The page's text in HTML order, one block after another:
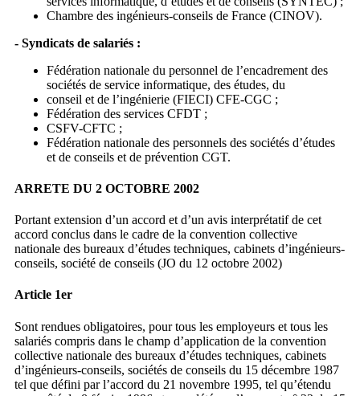
Chambre des ingénieurs-conseils de France (CINOV).
- Syndicats de salariés :
Fédération nationale du personnel de l’encadrement des
sociétés de service informatique, des études, du
conseil et de l’ingénierie (FIECI) CFE-CGC ;
Fédération des services CFDT ;
CSFV-CFTC ;
Fédération nationale des personnels des sociétés d’études
et de conseils et de prévention CGT.
ARRETE DU 2 OCTOBRE 2002
Portant extension d’un accord et d’un avis interprétatif de cet
accord conclus dans le cadre de la convention collective
nationale des bureaux d’études techniques, cabinets d’ingénieurs-
conseils, société de conseils (JO du 12 octobre 2002)
Article 1er
Sont rendues obligatoires, pour tous les employeurs et tous les
salariés compris dans le champ d’application de la convention
collective nationale des bureaux d’études techniques, cabinets
d’ingénieurs-conseils, sociétés de conseils du 15 décembre 1987
tel que défini par l’accord du 21 novembre 1995, tel qu’étendu